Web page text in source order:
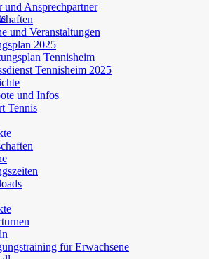
und Ansprechpartner
und Veranstaltungen
2025
Tennisheim
Tennisheim 2025
und Infos
Tennis
für Erwachsene